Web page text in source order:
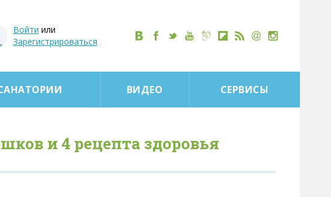
Войти или
Зарегистрироваться
ВИДЕО СЕРВИСЫ
и 4 рецепта здоровья